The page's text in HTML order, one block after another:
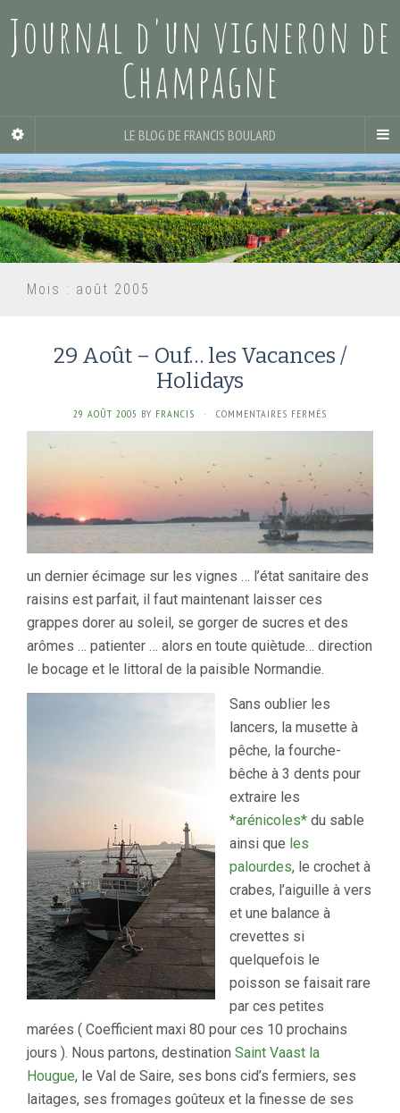
Journal d'un vigneron de
Champagne
LE BLOG DE FRANCIS BOULARD
Mois : août 2005
29 Août – Ouf… les Vacances /
Holidays
29 AOÛT 2005 BY FRANCIS · COMMENTAIRES FERMÉS
29
LES
VACANCES
/
HOLIDAYS
un dernier écimage sur les vignes … l’état sanitaire des
raisins est parfait, il faut maintenant laisser ces
grappes dorer au soleil, se gorger de sucres et des
arômes … patienter … alors en toute quiètude… direction
le bocage et le littoral de la paisible Normandie.
Sans oublier les
lancers, la musette à
pêche, la fourche-
bêche à 3 dents pour
extraire les
*arénicoles* du sable
ainsi que les
palourdes, le crochet à
crabes, l’aiguille à vers
et une balance à
crevettes si
quelquefois le
poisson se faisait rare
par ces petites
marées ( Coefficient maxi 80 pour ces 10 prochains
jours ). Nous partons, destination Saint Vaast la
Hougue, le Val de Saire, ses bons cid’s fermiers, ses
laitages, ses fromages goûteux et la finesse de ses